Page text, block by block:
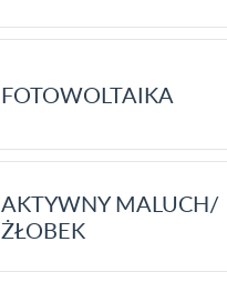
FOTOWOLTAIKA
AKTYWNY MALUCH/
ŻŁOBEK